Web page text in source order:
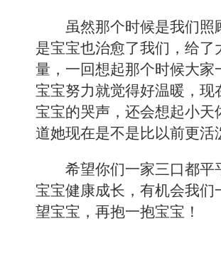
虽然那个时候是我们照
是宝宝也治愈了我们，给了
量，一回想起那个时候大家
宝宝努力就觉得好温暖，现
宝宝的哭声，还会想起小天
道她现在是不是比以前更活
希望你们一家三口都平
宝宝健康成长，有机会我们
望宝宝，再抱一抱宝宝！